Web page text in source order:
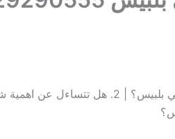
1. هل تعبت من البحث عن شركة مكافحة حشرات في